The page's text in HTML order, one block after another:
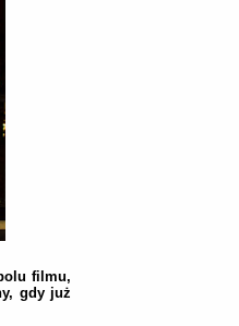
filmu,
gdy już